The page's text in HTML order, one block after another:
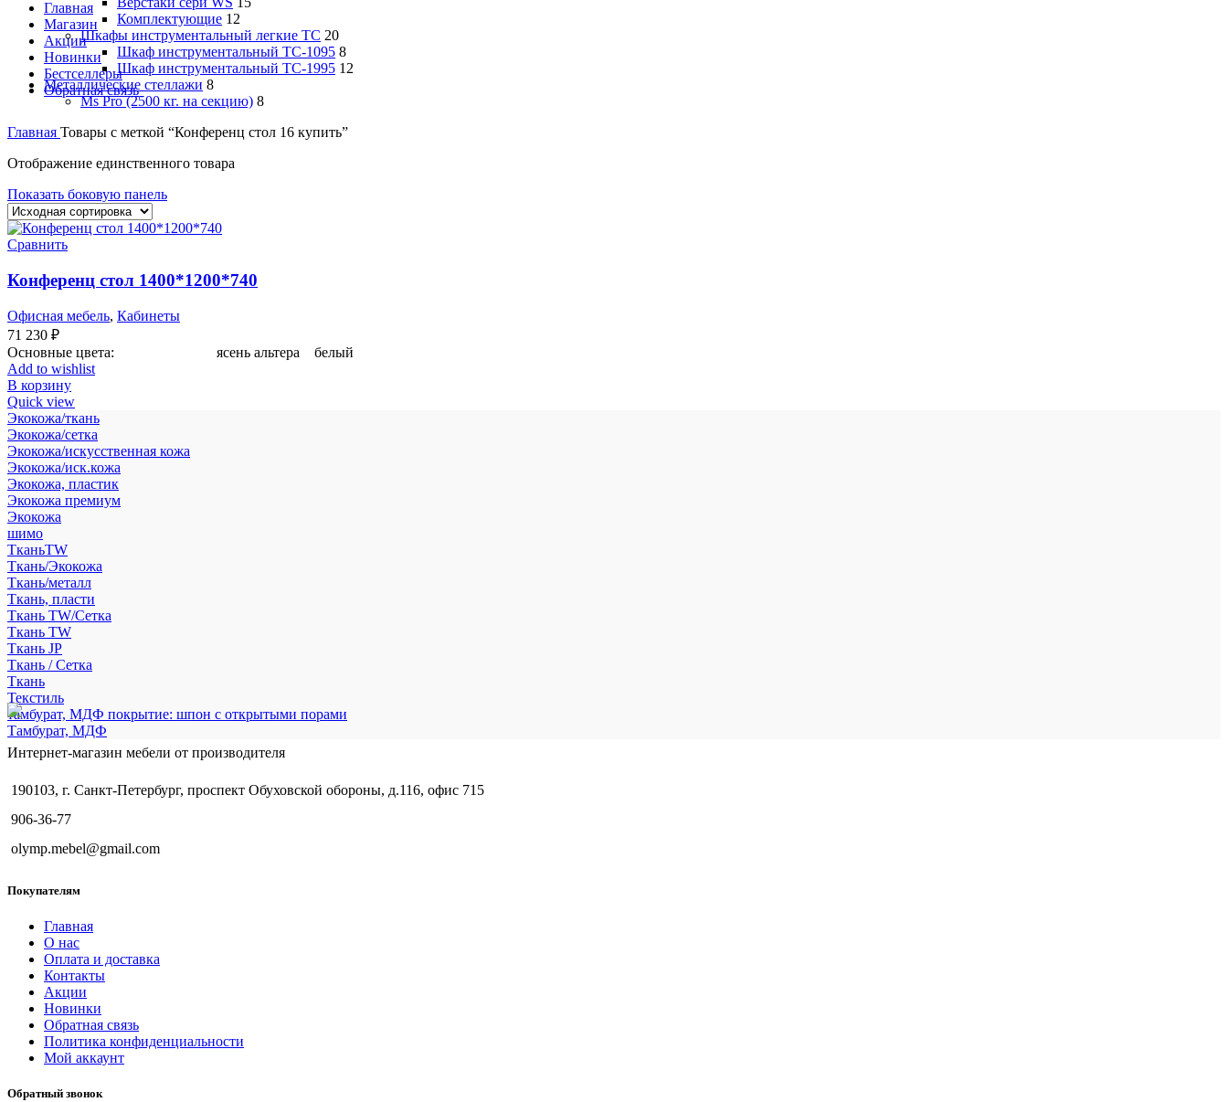
Главная
Магазин
Акции
Новинки
Бестселлеры
Обратная связь
Комплектующие 12
Шкафы инструментальный легкие ТС 20
Шкаф инструментальный TC-1095 8
Шкаф инструментальный TC-1995 12
Металлические стеллажи 8
Ms Pro (2500 кг. на секцию) 8
Главная Товары с меткой “Конференц стол 16 купить”
Отображение единственного товара
Показать боковую панель
Сравнить
Конференц стол 1400*1200*740
Офисная мебель, Кабинеты
71 230 ₽
Основные цвета: ясень альтера белый
Add to wishlist
В корзину
Quick view
Экокожа/ткань
Экокожа/сетка
Экокожа/искусственная кожа
Экокожа/иск.кожа
Экокожа, пластик
Экокожа премиум
Экокожа
шимо
ТканьTW
Ткань/Экокожа
Ткань/металл
Ткань, пласти
Ткань TW/Сетка
Ткань TW
Ткань JP
Ткань / Сетка
Ткань
Текстиль
тамбурат, МДФ покрытие: шпон с открытыми порами
Тамбурат, МДФ
Интернет-магазин мебели от производителя
190103, г. Санкт-Петербург, проспект Обуховской обороны, д.116, офис 715
906-36-77
olymp.mebel@gmail.com
Покупателям
Главная
О нас
Оплата и доставка
Контакты
Акции
Новинки
Обратная связь
Политика конфиденциальности
Мой аккаунт
Обратный звонок